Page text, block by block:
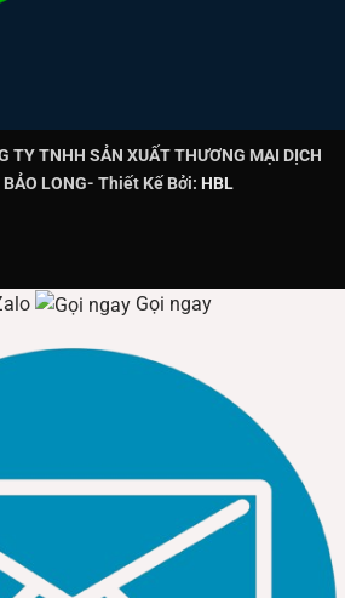
TY TNHH SẢN XUẤT THƯƠNG MẠI DỊCH
BẢO LONG- Thiết Kế Bởi: HBL
Gọi ngay